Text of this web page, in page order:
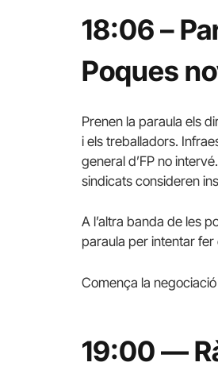
18:06 –
Poques
Prenen la paraula els
i els treballadors.
general d’FP no
sindicats consideren
A l’altra banda de les
paraula per intentar
Comença la
19:00—